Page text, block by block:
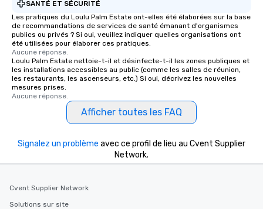
SANTÉ ET SÉCURITÉ
Les pratiques du Loulu Palm Estate ont-elles été élaborées sur la base
de recommandations de services de santé émanant d'organismes
publics ou privés ? Si oui, veuillez indiquer quelles organisations ont
été utilisées pour élaborer ces pratiques.
Aucune réponse.
Loulu Palm Estate nettoie-t-il et désinfecte-t-il les zones publiques et
les installations accessibles au public (comme les salles de réunion,
les restaurants, les ascenseurs, etc.) Si oui, décrivez les nouvelles
mesures prises.
Aucune réponse.
Afficher toutes les FAQ
Signalez un problème avec ce profil de lieu au Cvent Supplier
Network.
Cvent Supplier Network
Solutions sur site